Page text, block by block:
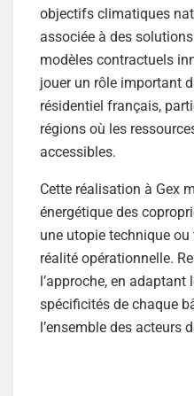
objectifs climatiques
associée à des
modèles contractuels
jouer un rôle important
résidentiel français,
régions où les
accessibles.
Cette réalisation à Gex
énergétique des
une utopie technique
réalité opérationnelle.
l’approche, en
spécificités de chaque
l’ensemble des acteurs